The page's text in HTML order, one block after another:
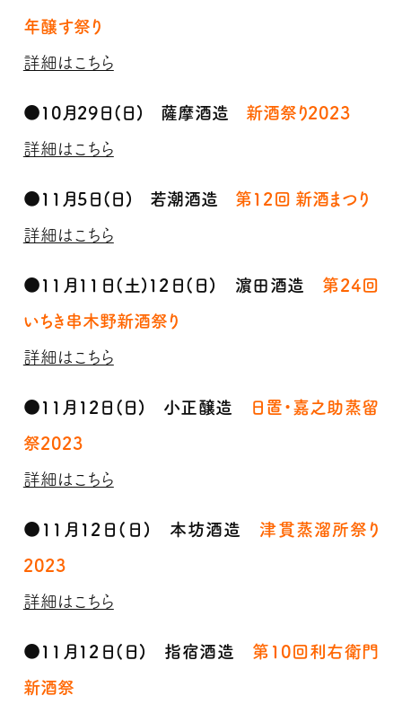
年醸す祭り
詳細はこちら
●10月29日(日) 薩摩酒造 新酒祭り2023
詳細はこちら
●11月5日(日) 若潮酒造 第12回 新酒まつり
詳細はこちら
●11月11日(土)12日(日) 濵田酒造 第24回
いちき串木野新酒祭り
詳細はこちら
●11月12日(日) 小正醸造 日置・嘉之助蒸留
祭2023
詳細はこちら
●11月12日(日) 本坊酒造 津貫蒸溜所祭り
2023
詳細はこちら
●11月12日(日) 指宿酒造 第10回利右衛門
新酒祭